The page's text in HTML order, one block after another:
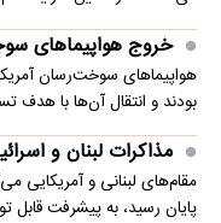
خروج هواپیماهای
هواپیماهای سوخت‌رسان
بودند و انتقال آن‌ها با
مذاکرات لبنان و
مقام‌های لبنانی و آمریکایی
پایان رسید، به پیشرفت